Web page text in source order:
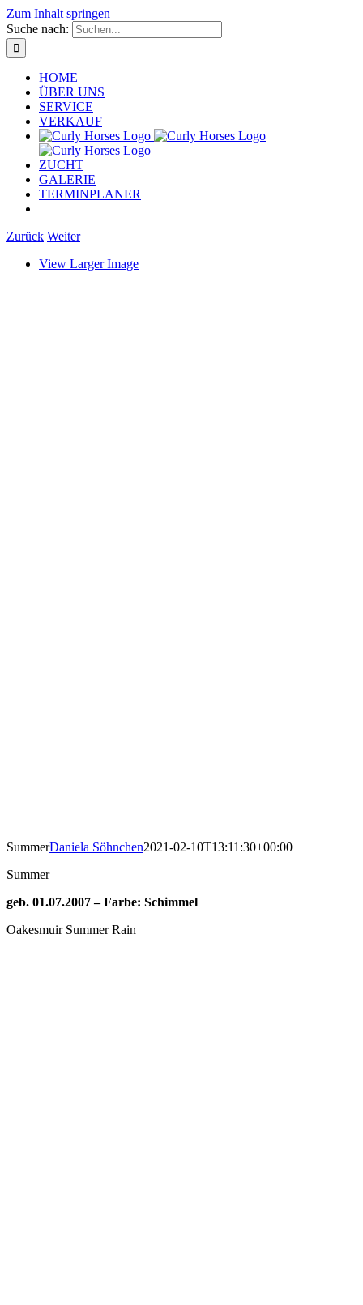
Zum Inhalt springen
Suche nach:
HOME
ÜBER UNS
SERVICE
VERKAUF
ZUCHT
GALERIE
TERMINPLANER
Zurück Weiter
View Larger Image
SummerDaniela Söhnchen2021-02-10T13:11:30+00:00
Summer
geb. 01.07.2007 – Farbe: Schimmel
Oakesmuir Summer Rain